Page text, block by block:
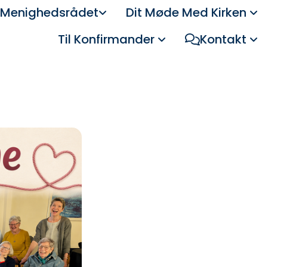
Menighedsrådet
Dit Møde Med Kirken
Til Konfirmander
Kontakt